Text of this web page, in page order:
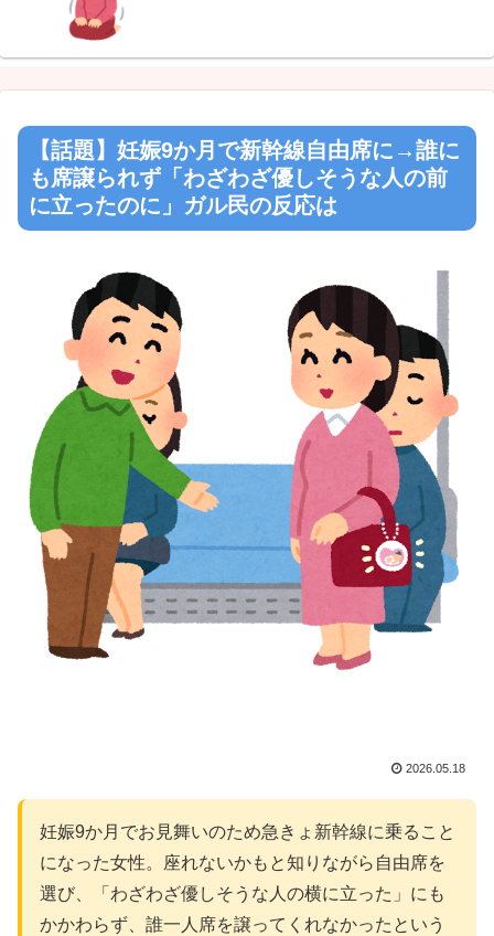
【話題】妊娠9か月で新幹線自由席に→誰に
も席譲られず「わざわざ優しそうな人の前
に立ったのに」ガル民の反応は
2026.05.18
妊娠9か月でお見舞いのため急きょ新幹線に乗ること
になった女性。座れないかもと知りながら自由席を
選び、「わざわざ優しそうな人の横に立った」にも
かかわらず、誰一人席を譲ってくれなかったという